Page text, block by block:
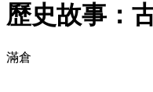
歷史故事：
滿倉